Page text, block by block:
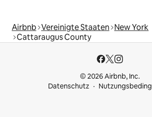
Airbnb Vereinigte Staaten New York
Cattaraugus County
© 2026 Airbnb, Inc.
Datenschutz